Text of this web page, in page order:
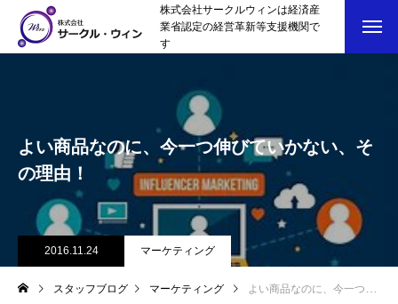
株式会社サークルウィンは経済産
業省認定の経営革新等支援機関で
す
よい商品なのに、今一つ伸びていかない、そ
の理由！
2016.11.24 マーケティング
スタッフブログ マーケティング よい商品なのに、今一つ伸びていかない、その理由！